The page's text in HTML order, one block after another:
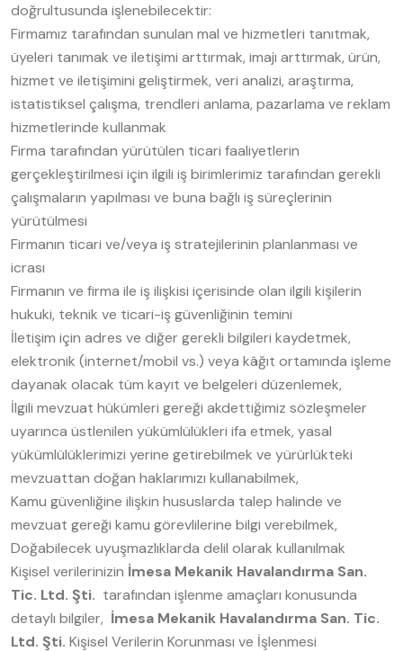
doğrultusunda işlenebilecektir:
Firmamız tarafından sunulan mal ve hizmetleri tanıtmak,
üyeleri tanımak ve iletişimi arttırmak, imajı arttırmak, ürün,
hizmet ve iletişimini geliştirmek, veri analizi, araştırma,
istatistiksel çalışma, trendleri anlama, pazarlama ve reklam
hizmetlerinde kullanmak
Firma tarafından yürütülen ticari faaliyetlerin
gerçekleştirilmesi için ilgili iş birimlerimiz tarafından gerekli
çalışmaların yapılması ve buna bağlı iş süreçlerinin
yürütülmesi
Firmanın ticari ve/veya iş stratejilerinin planlanması ve
icrası
Firmanın ve firma ile iş ilişkisi içerisinde olan ilgili kişilerin
hukuki, teknik ve ticari-iş güvenliğinin temini
İletişim için adres ve diğer gerekli bilgileri kaydetmek,
elektronik (internet/mobil vs.) veya kâğıt ortamında işleme
dayanak olacak tüm kayıt ve belgeleri düzenlemek,
İlgili mevzuat hükümleri gereği akdettiğimiz sözleşmeler
uyarınca üstlenilen yükümlülükleri ifa etmek, yasal
yükümlülüklerimizi yerine getirebilmek ve yürürlükteki
mevzuattan doğan haklarımızı kullanabilmek,
Kamu güvenliğine ilişkin hususlarda talep halinde ve
mevzuat gereği kamu görevlilerine bilgi verebilmek,
Doğabilecek uyuşmazlıklarda delil olarak kullanılmak
Kişisel verilerinizin İmesa Mekanik Havalandırma San.
Tic. Ltd. Şti. tarafından işlenme amaçları konusunda
detaylı bilgiler, İmesa Mekanik Havalandırma San. Tic.
Ltd. Şti. Kişisel Verilerin Korunması ve İşlenmesi